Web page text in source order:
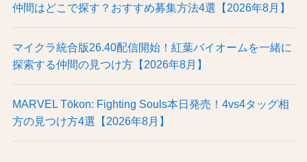
仲間はどこで探す？おすすめ募集方法4選【2026年8月】
マイクラ統合版26.40配信開始！紅葉バイオームを一緒に
探索する仲間の見つけ方【2026年8月】
MARVEL Tōkon: Fighting Souls本日発売！4vs4タッグ相
方の見つけ方4選【2026年8月】